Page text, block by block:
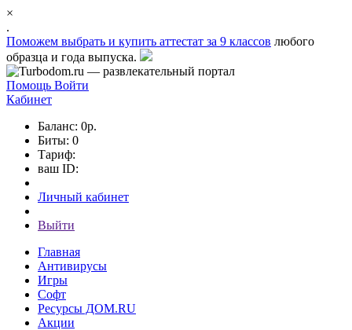
×
.
Поможем выбрать и купить аттестат за 9 классов любого
образца и года выпуска.
Помощь Войти
Кабинет
Баланс: 0р.
Биты: 0
Тариф:
ваш ID:
Личный кабинет
Выйти
Главная
Антивирусы
Игры
Софт
Ресурсы ДОМ.RU
Акции